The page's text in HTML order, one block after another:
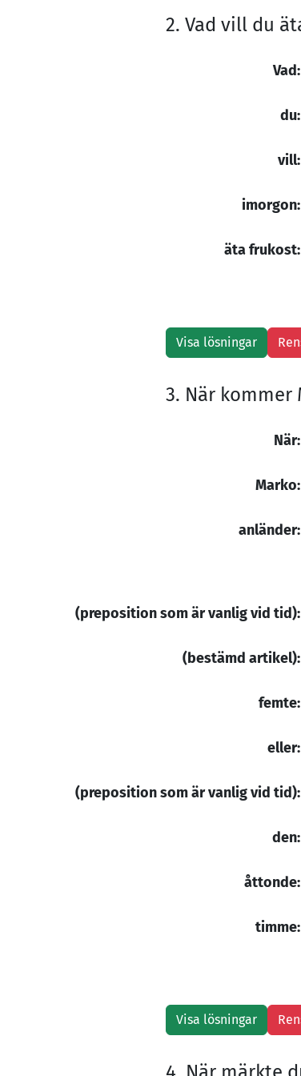
2. Vad vill du
Vad:
du:
vill:
imorgon:
äta frukost:
3. När kommer
När:
Marko:
anländer:
(preposition som är vanlig vid tid):
(bestämd artikel):
femte:
eller:
(preposition som är vanlig vid tid):
den:
åttonde:
timme: